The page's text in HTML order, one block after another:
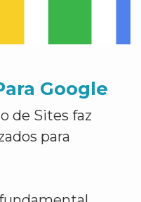
Google
de Sites faz
para